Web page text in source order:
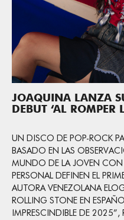
JOAQUINA LANZA
DEBUT ‘AL ROMPER
UN DISCO DE POP-ROCK
BASADO EN LAS
MUNDO DE LA JOVEN
PERSONAL DEFINEN EL
AUTORA VENEZOLANA
ROLLING STONE EN
IMPRESCINDIBLE DE